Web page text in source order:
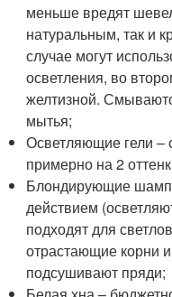
меньше вредят
натуральным, так и
случае могут
осветления, во
желтизной.
мытья;
Осветляющие гели –
примерно на 2
Блондирующие
действием
подходят для
отрастающие корни
подсушивают пряди;